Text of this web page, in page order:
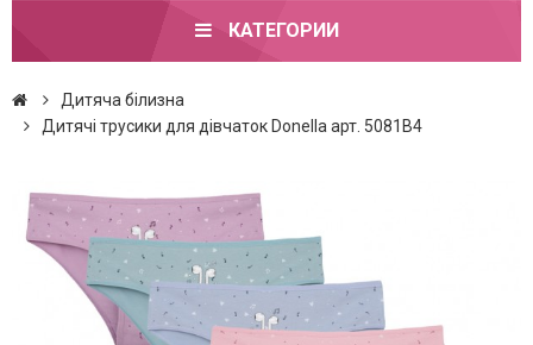
КАТЕГОРИИ
Дитяча білизна
Дитячі трусики для дівчаток Donella арт. 5081B4